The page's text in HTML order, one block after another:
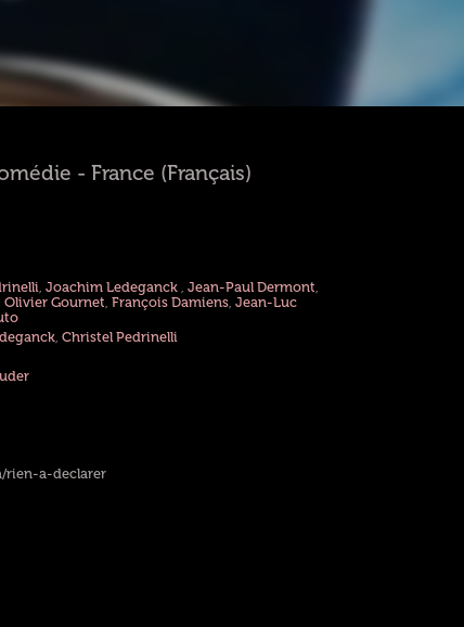
- France (Français)
Joachim Ledeganck Jean-Paul Dermont
Olivier Gournet François Damiens, Jean-Luc
, Christel Pedrinelli
rien-a-declarer